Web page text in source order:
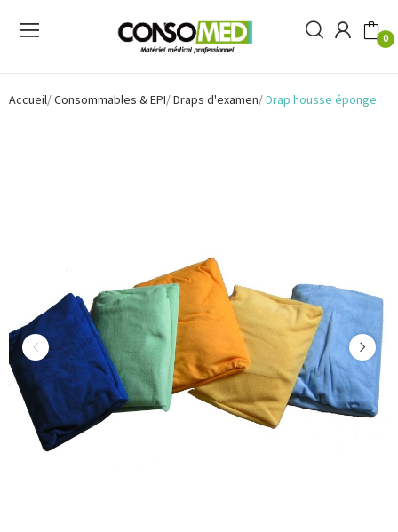
0
Accueil Consommables & EPI Draps d'examen Drap housse éponge